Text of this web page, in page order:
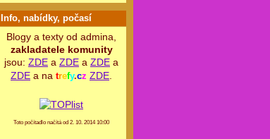
Info, nabídky, počasí
Blogy a texty od admina,
zakladatele komunity
jsou: ZDE a ZDE a ZDE a
ZDE a na trefy.cz ZDE
Toto počítadlo načítá od 2. 10. 2014 10:00